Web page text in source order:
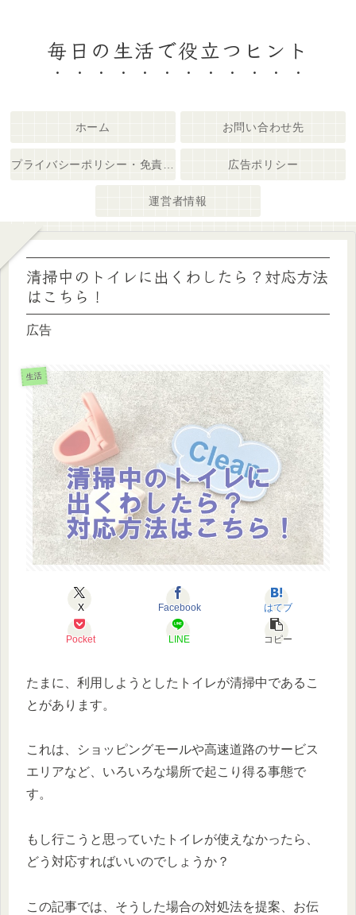
毎日の生活で役立つヒント
ホーム お問い合わせ先
広告ポリシー
運営者情報
清掃中のトイレに出くわしたら？対応方法
はこちら！
広告
生活
X Facebook はてブ
Pocket LINE コピー
たまに、利用しようとしたトイレが清掃中であるこ
とがあります。
これは、ショッピングモールや高速道路のサービス
エリアなど、いろいろな場所で起こり得る事態で
す。
もし行こうと思っていたトイレが使えなかったら、
どう対応すればいいのでしょうか？
この記事では、そうした場合の対処法を提案、お伝